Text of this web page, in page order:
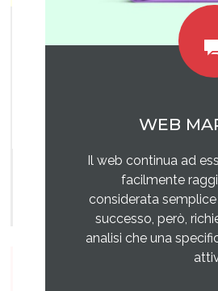
WEB
Il web continua ad essere
facilmente
considerata semplice ed
successo, però,
analisi che una specifica
attività.